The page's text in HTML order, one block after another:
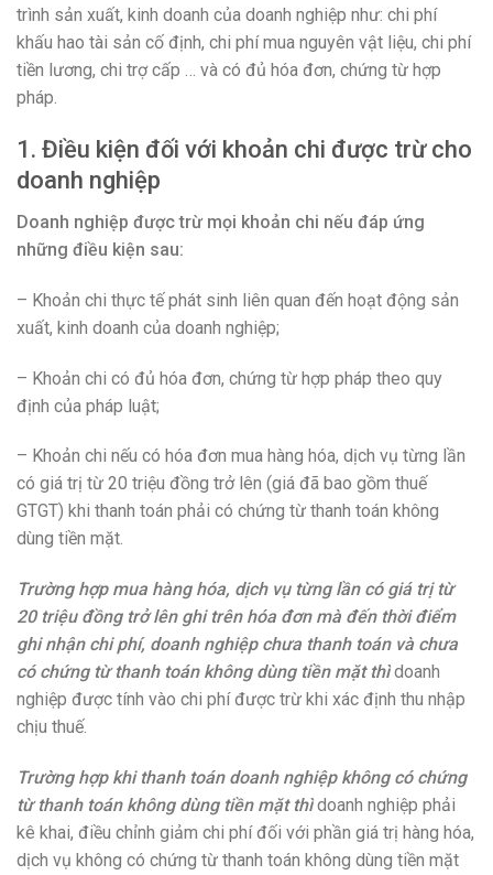
trình sản xuất, kinh doanh của doanh nghiệp như: chi phí
khấu hao tài sản cố định, chi phí mua nguyên vật liệu, chi phí
tiền lương, chi trợ cấp … và có đủ hóa đơn, chứng từ hợp
pháp.
1. Điều kiện đối với khoản chi được trừ cho
doanh nghiệp
Doanh nghiệp được trừ mọi khoản chi nếu đáp ứng
những điều kiện sau:
– Khoản chi thực tế phát sinh liên quan đến hoạt động sản
xuất, kinh doanh của doanh nghiệp;
– Khoản chi có đủ hóa đơn, chứng từ hợp pháp theo quy
định của pháp luật;
– Khoản chi nếu có hóa đơn mua hàng hóa, dịch vụ từng lần
có giá trị từ 20 triệu đồng trở lên (giá đã bao gồm thuế
GTGT) khi thanh toán phải có chứng từ thanh toán không
dùng tiền mặt.
Trường hợp mua hàng hóa, dịch vụ từng lần có giá trị từ
20 triệu đồng trở lên ghi trên hóa đơn mà đến thời điểm
ghi nhận chi phí, doanh nghiệp chưa thanh toán và chưa
có chứng từ thanh toán không dùng tiền mặt thìdoanh
nghiệp được tính vào chi phí được trừ khi xác định thu nhập
chịu thuế.
Trường hợp khi thanh toán doanh nghiệp không có chứng
từ thanh toán không dùng tiền mặt thìdoanh nghiệp phải
kê khai, điều chỉnh giảm chi phí đối với phần giá trị hàng hóa,
dịch vụ không có chứng từ thanh toán không dùng tiền mặt